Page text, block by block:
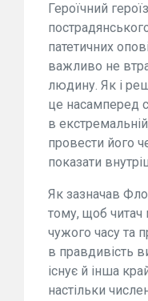
Героїчний
патетичних
важливо не
людину. Як і
це насамперед
в
провести його
показати
Як зазначав
тому, щоб читач
чужого часу та
в правдивість
існує й інша
настільки